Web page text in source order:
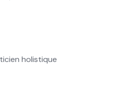
holistique